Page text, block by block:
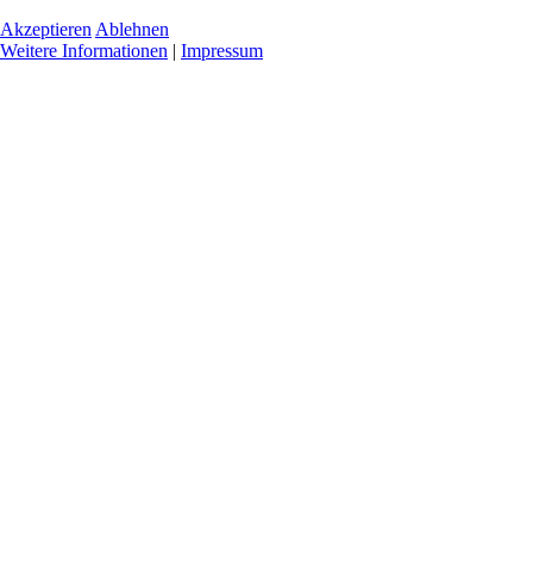
Akzeptieren Ablehnen
Weitere Informationen | Impressum